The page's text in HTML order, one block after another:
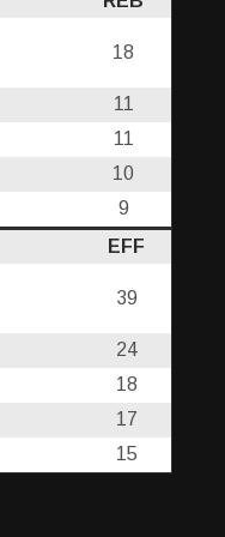
18
11
11
10
9
EFF
39
24
18
17
15